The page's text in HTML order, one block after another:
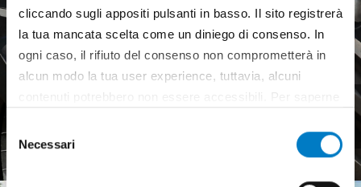
cliccando sugli appositi pulsanti in basso. Il sito registrerà
la tua mancata scelta come un diniego di consenso. In
ogni caso, il rifiuto del consenso non comprometterà in
alcun modo la tua user experience, tuttavia, alcuni
all’utilizzo di tutti, o solamente di alcuni di essi, ti
Selezione
del
consenso
Necessari
Agricultural tyres, a weak